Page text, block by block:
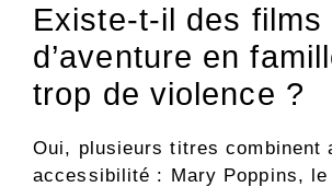
Existe-t-il des films
d’aventure en
trop de violence ?
Oui, plusieurs titres combinent
accessibilité : Mary Poppins, le